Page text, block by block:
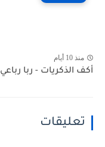
منذ 10 أيام
أكف الذكريات - ربا رباعي
تعليقات